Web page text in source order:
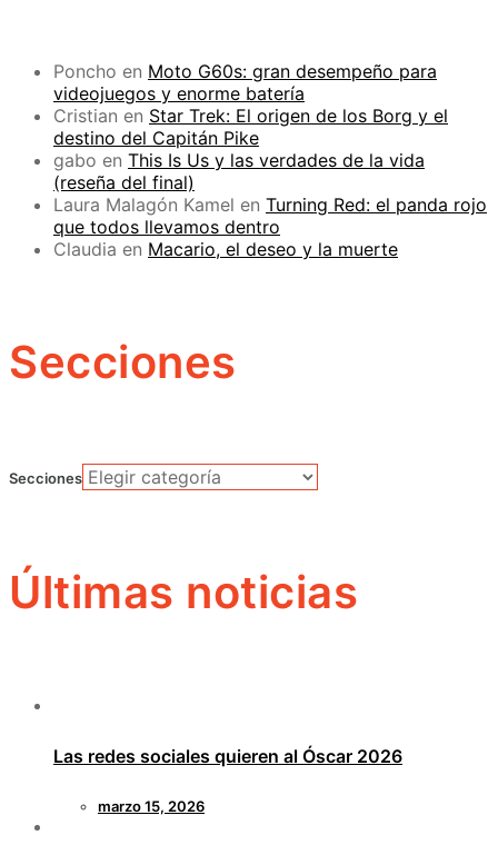
Poncho en Moto G60s: gran desempeño para
videojuegos y enorme batería
Cristian en Star Trek: El origen de los Borg y el
destino del Capitán Pike
gabo en This Is Us y las verdades de la vida
(reseña del final)
Laura Malagón Kamel en Turning Red: el panda rojo
que todos llevamos dentro
Claudia en Macario, el deseo y la muerte
Secciones
Secciones
Últimas noticias
Las redes sociales quieren al Óscar 2026
marzo 15, 2026